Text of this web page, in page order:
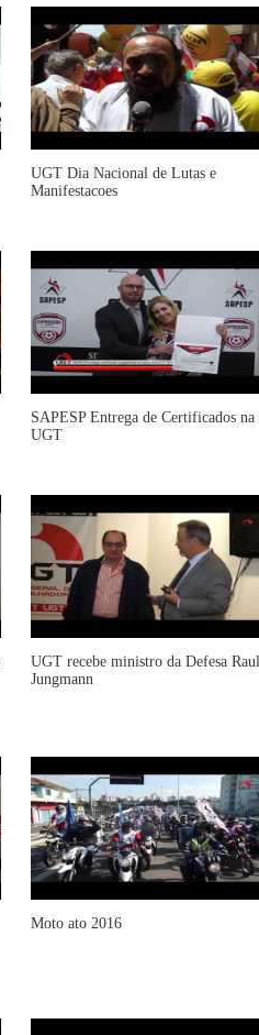
UGT Dia Nacional de Lutas e
Manifestacoes
SAPESP Entrega de Certificados na
UGT
UGT recebe ministro da Defesa Raul
Jungmann
Moto ato 2016